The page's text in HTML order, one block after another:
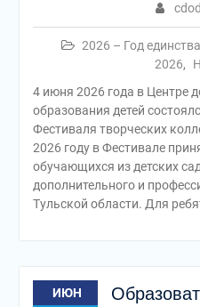
2026 – Год
2026,
4 июня 2026 года в Центре
образования детей
Фестиваля творческих
2026 году в Фестивале
обучающихся из детских
дополнительного и
Тульской области. Для
ИЮН